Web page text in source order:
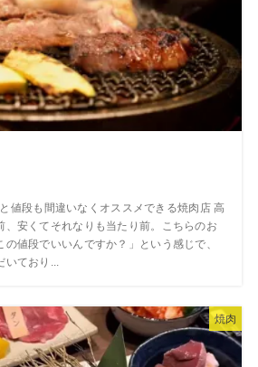
値段も間違いなくオススメできる焼肉店 高
、安くてそれなりも当たり前。こちらのお
の値段でいいんですか？」という感じで、
ており...
焼肉